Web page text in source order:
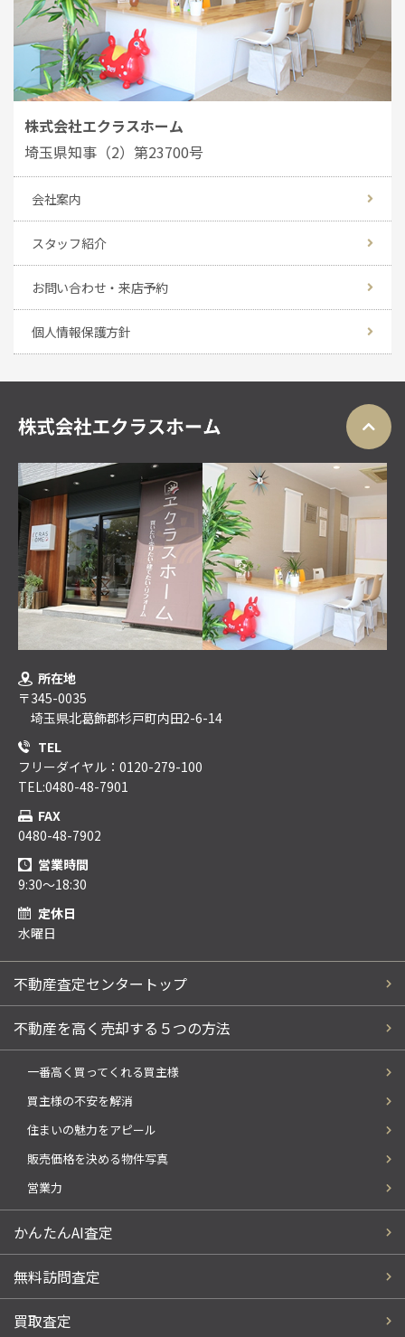
株式会社エクラスホーム
埼玉県知事（2）第23700号
会社案内
スタッフ紹介
お問い合わせ・来店予約
個人情報保護方針
所在地
〒345-0035
埼玉県北葛飾郡杉戸町内田2-6-14
TEL
フリーダイヤル：0120-279-100
TEL:0480-48-7901
FAX
0480-48-7902
営業時間
9:30～18:30
定休日
水曜日
不動産査定センタートップ
不動産を高く売却する５つの方法
一番高く買ってくれる買主様
買主様の不安を解消
住まいの魅力をアピール
販売価格を決める物件写真
営業力
かんたんAI査定
無料訪問査定
買取査定